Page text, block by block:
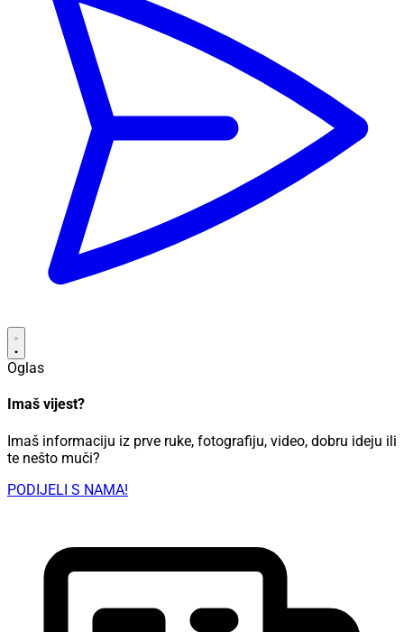
Oglas
Imaš vijest?
Imaš informaciju iz prve ruke, fotografiju, video, dobru ideju ili
te nešto muči?
PODIJELI S NAMA!